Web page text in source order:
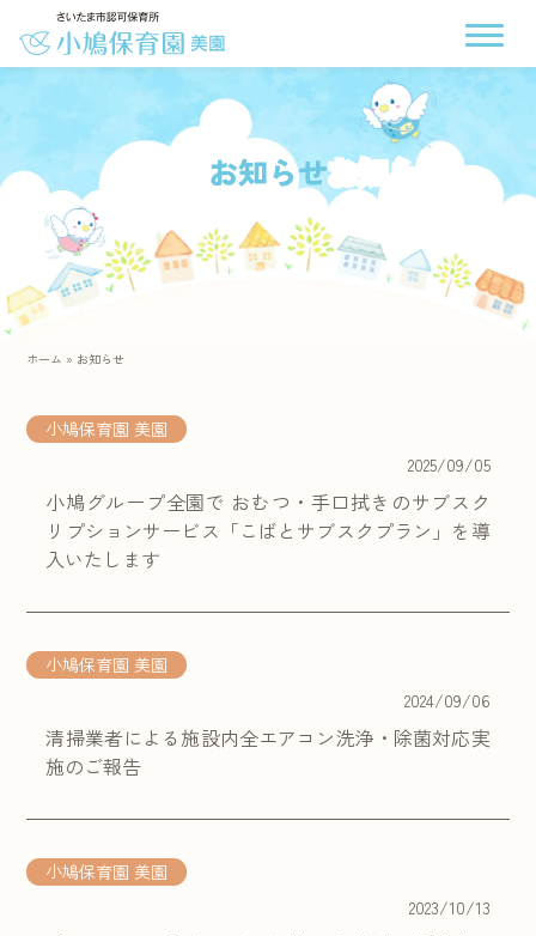
お知らせ
ホーム » お知らせ
小鳩保育園 美園
2025/09/05
小鳩グループ全園で おむつ・手口拭きのサブスク
リプションサービス「こばとサブスクプラン」を導
入いたします
小鳩保育園 美園
2024/09/06
清掃業者による施設内全エアコン洗浄・除菌対応実
施のご報告
小鳩保育園 美園
2023/10/13